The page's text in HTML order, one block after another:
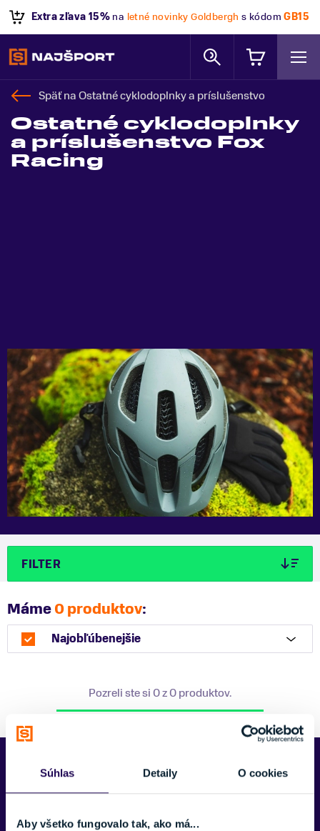
Súhlas Detaily O cookies
Aby všetko fungovalo tak, ako má...
Extra zľava 15% na letné novinky Goldbergh s kódomGB15
Späť naOstatné cyklodoplnky a príslušenstvo
Ostatné cyklodoplnky
a príslušenstvo Fox
Racing
FILTER
Máme0 produktov:
Najobľúbenejšie
Pozreli ste si 0 z 0 produktov.
Predajne Najšport